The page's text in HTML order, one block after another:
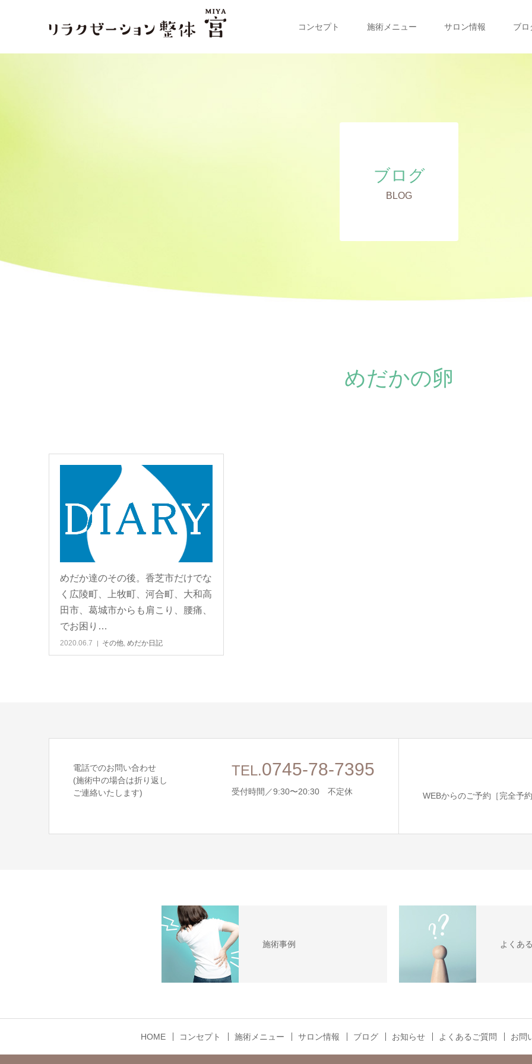
コンセプト 施術メニュー サロン情報 ブロ
ブログ
BLOG
めだかの卵
めだか達のその後。香芝市だけでな
く広陵町、上牧町、河合町、大和高
田市、葛城市からも肩こり、腰痛、
でお困り…
2020.06.7 その他, めだか日記
電話でのお問い合わせ
(施術中の場合は折り返し
ご連絡いたします)
TEL.0745-78-7395
受付時間／9:30〜20:30 不定休 WEBからのご予約［完全予約
施術事例 よくあ
HOME コンセプト 施術メニュー サロン情報 ブログ お知らせ よくあるご質問 お問